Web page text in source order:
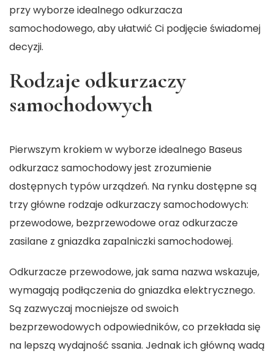
przy wyborze idealnego odkurzacza
samochodowego, aby ułatwić Ci podjęcie świadomej
decyzji.
Rodzaje odkurzaczy
samochodowych
Pierwszym krokiem w wyborze idealnego Baseus
odkurzacz samochodowyjest zrozumienie
dostępnych typów urządzeń. Na rynku dostępne są
trzy główne rodzaje odkurzaczy samochodowych:
przewodowe, bezprzewodowe oraz odkurzacze
zasilane z gniazdka zapalniczki samochodowej.
Odkurzacze przewodowe, jak sama nazwa wskazuje,
wymagają podłączenia do gniazdka elektrycznego.
Są zazwyczaj mocniejsze od swoich
bezprzewodowych odpowiedników, co przekłada się
na lepszą wydajność ssania. Jednak ich główną wadą